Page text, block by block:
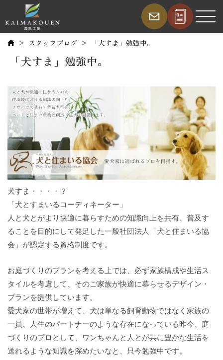
スタッフブログ 「犬すま」勉強中。
「犬すま」勉強中。
犬すま・・・・？
「犬とすまいるコーディネーター」
人と犬とがより快適に暮らすための知識向上を共有、普及す
ることを目的にして発足した一般社団法人「犬と住まいる協
会」が認定する資格制度です。
お庭づくりのプランを考える上では、必ず家族構成や生活ス
タイルを考慮して、そのご家族が快適に暮らせるデザイン・
プランを提供しています。
愛犬家の世帯が増えて、犬は単なる飼育動物ではなく家族の
一員、人生のパートナーのような存在になっている昨今、庭
づくりのプロとして、ワンちゃんと人とが共に豊かな生活を
送れるような知識を深めたいなと、只今勉強中です。